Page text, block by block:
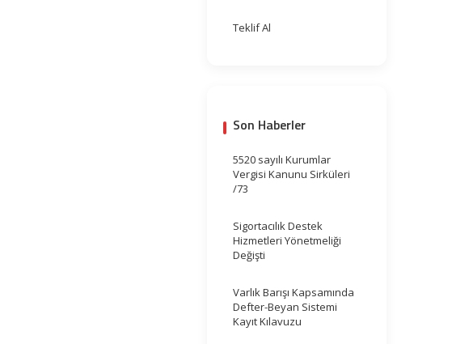
Teklif Al
Son Haberler
5520 sayılı Kurumlar
Vergisi Kanunu Sirküleri
/73
Sigortacılık Destek
Hizmetleri Yönetmeliği
Değişti
Varlık Barışı Kapsamında
Defter-Beyan Sistemi
Kayıt Kılavuzu